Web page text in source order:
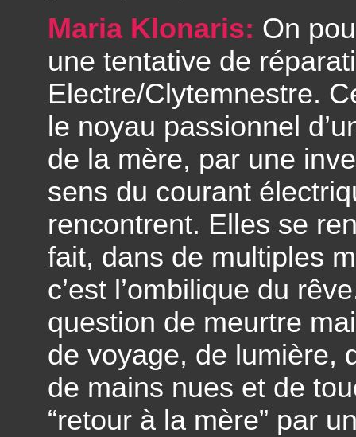
Maria Klonaris: On
une tentative de
Electre/Clytemnestre.
le noyau passionnel
de la mère, par une
sens du courant
rencontrent. Elles se
fait, dans de multiples
c’est l’ombilique du
question de meurtre
de voyage, de lumière,
de mains nues et de
“retour à la mère” par